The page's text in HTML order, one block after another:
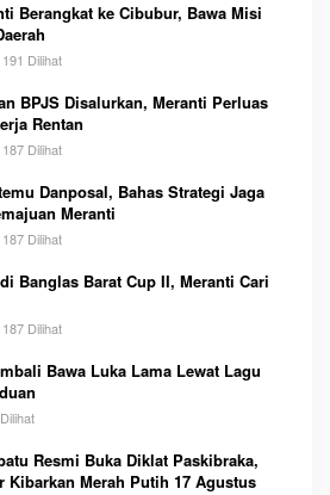
Berangkat ke Cibubur, Bawa Misi
191 Dilihat
BPJS Disalurkan, Meranti Perluas
Rentan
187 Dilihat
Danposal, Bahas Strategi Jaga
Meranti
187 Dilihat
Banglas Barat Cup II, Meranti Cari
187 Dilihat
Bawa Luka Lama Lewat Lagu
Resmi Buka Diklat Paskibraka,
Kibarkan Merah Putih 17 Agustus